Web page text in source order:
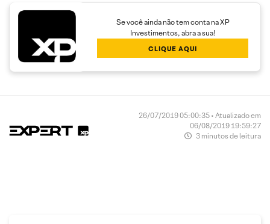
Se você ainda não tem conta na XP
Investimentos, abra a sua!
CLIQUE AQUI
26/07/2019 05:00:35 • Atualizado em
06/08/2019 19:59:27
3 minutos de leitura